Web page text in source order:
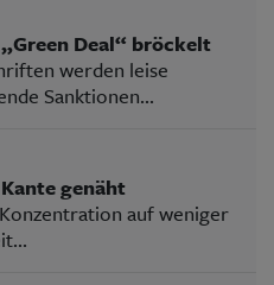
Deal“ bröckelt
werden leise
Sanktionen...
genäht
auf weniger